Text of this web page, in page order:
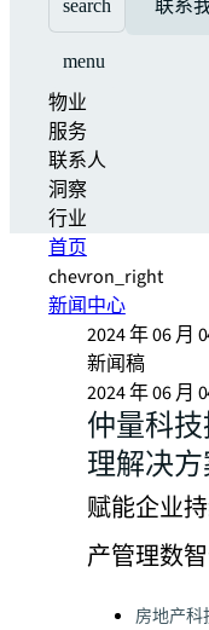
search 联系
menu
物业
服务
联系人
洞察
行业
首页
chevron_right
新闻中心
2024 年 06 月
新闻稿
2024 年 06 月
仲量科
理解决
赋能企业
产管理数
Categories:
房地产科